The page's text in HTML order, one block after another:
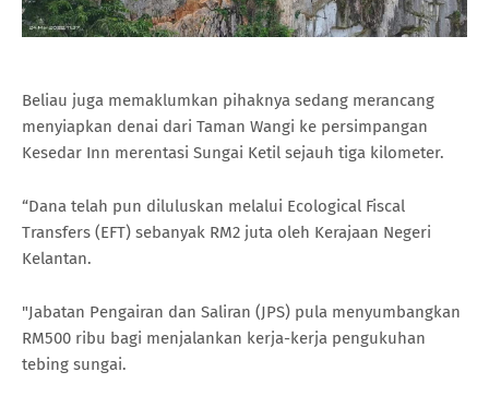
Beliau juga memaklumkan pihaknya sedang merancang
menyiapkan denai dari Taman Wangi ke persimpangan
Kesedar Inn merentasi Sungai Ketil sejauh tiga kilometer.
“Dana telah pun diluluskan melalui Ecological Fiscal
Transfers (EFT) sebanyak RM2 juta oleh Kerajaan Negeri
Kelantan.
"Jabatan Pengairan dan Saliran (JPS) pula menyumbangkan
RM500 ribu bagi menjalankan kerja-kerja pengukuhan
tebing sungai.